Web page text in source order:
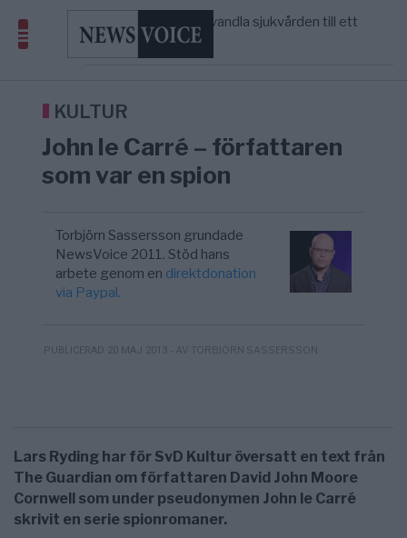
5/8
S och KD vill omvandla sjukvården till ett
geografiskt apartheidsystem
AFRIKA
Massiv anstormning till Ceuta – Misstankar
America” – Finally
KULTUR
John le Carré – författaren
som var en spion
Torbjörn Sassersson grundade
NewsVoice 2011. Stöd hans
arbete genom en direktdonation
via Paypal.
PUBLICERAD 20 MAJ 2013 - AV TORBJÖRN SASSERSSON
Lars Ryding har för SvD Kultur översatt en text från
The Guardian om författaren David John Moore
Cornwell som under pseudonymen John le Carré
skrivit en serie spionromaner.